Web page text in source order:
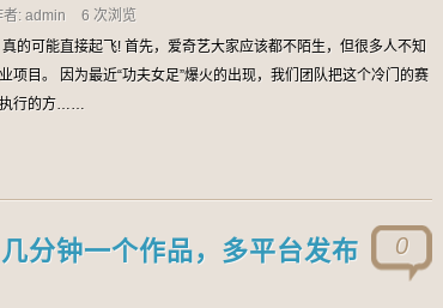
者: admin
6 次浏览
的可能直接起飞! 首先，爱奇艺大家应该都不陌生，但很多人不知
项目。 因为最近“功夫女足”爆火的出现，我们团队把这个冷门的赛
执行的方……
分钟一个作品，多平台发布
0